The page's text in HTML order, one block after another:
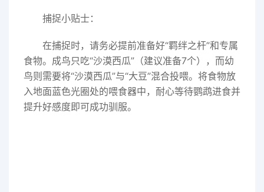
捕捉小贴士：
在捕捉时，请务必提前准备好“羁绊之杆”和专属
食物。成鸟只吃“沙漠西瓜”（建议准备7个），而幼
鸟则需要将“沙漠西瓜”与“大豆”混合投喂。将食物放
入地面蓝色光圈处的喂食器中，耐心等待鹦鹉进食并
提升好感度即可成功驯服。